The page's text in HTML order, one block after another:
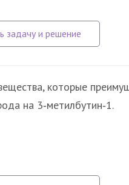
которые
на 3‑метилбутин‑1.